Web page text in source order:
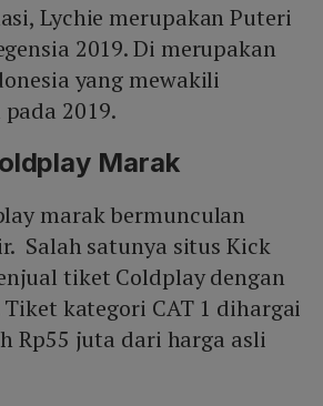
Lychie merupakan Puteri
2019. Di merupakan
yang mewakili
2019.
Marak
marak bermunculan
Salah satunya situs Kick
tiket Coldplay dengan
kategori CAT 1 dihargai
Rp55 juta dari harga asli